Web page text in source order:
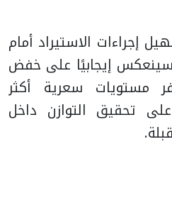
إجراءات الاستيراد أمام
سينعكس إيجابيًا على خفض
مستويات سعرية أكثر
تحقيق التوازن داخل